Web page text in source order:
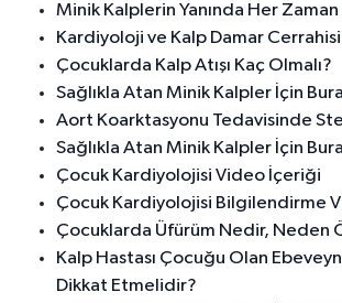
Minik Kalplerin Yanında Her Zaman
Kardiyoloji ve Kalp Damar Cerrahisi
Çocuklarda Kalp Atışı Kaç Olmalı?
Sağlıkla Atan Minik Kalpler İçin
Aort Koarktasyonu Tedavisinde
Sağlıkla Atan Minik Kalpler İçin
Çocuk Kardiyolojisi Video İçeriği
Çocuk Kardiyolojisi Bilgilendirme
Çocuklarda Üfürüm Nedir, Neden
Kalp Hastası Çocuğu Olan
Dikkat Etmelidir?